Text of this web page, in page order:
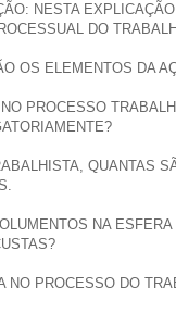
NESTA
DO
OS ELEMENTOS DA
PROCESSO
QUANTAS
NA
NO PROCESSO DO